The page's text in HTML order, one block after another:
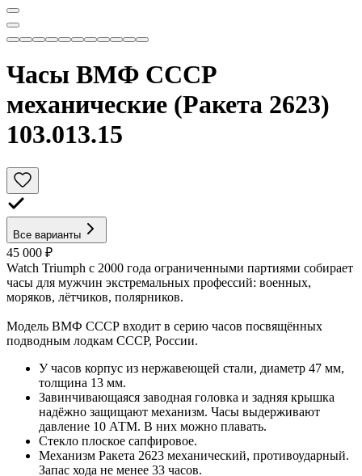
Часы ВМФ СССР
механические (Ракета 2623)
103.013.15
Все варианты
45 000 ₽
Watch Triumph с 2000 года ограниченными партиями собирает
часы для мужчин экстремальных профессий: военных,
моряков, лётчиков, полярников.
Модель ВМФ СССР входит в серию часов посвящённых
подводным лодкам СССР, России.
У часов корпус из нержавеющей стали, диаметр 47 мм,
толщина 13 мм.
Завинчивающаяся заводная головка и задняя крышка
надёжно защищают механизм. Часы выдерживают
давление 10 АТМ. В них можно плавать.
Стекло плоское сапфировое.
Механизм Ракета 2623 механический, противоударный.
Запас хода не менее 33 часов.